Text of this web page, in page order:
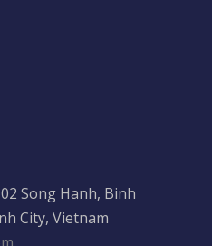
Song Hanh, Binh
City, Vietnam